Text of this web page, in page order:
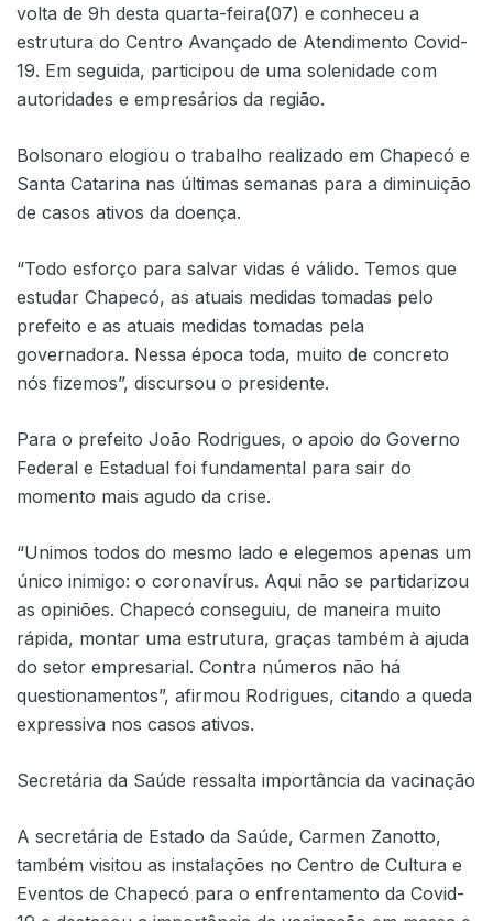
volta de 9h desta quarta-feira(07) e conheceu a
estrutura do Centro Avançado de Atendimento Covid-
19. Em seguida, participou de uma solenidade com
autoridades e empresários da região.
Bolsonaro elogiou o trabalho realizado em Chapecó e
Santa Catarina nas últimas semanas para a diminuição
de casos ativos da doença.
“Todo esforço para salvar vidas é válido. Temos que
estudar Chapecó, as atuais medidas tomadas pelo
prefeito e as atuais medidas tomadas pela
governadora. Nessa época toda, muito de concreto
nós fizemos”, discursou o presidente.
Para o prefeito João Rodrigues, o apoio do Governo
Federal e Estadual foi fundamental para sair do
momento mais agudo da crise.
“Unimos todos do mesmo lado e elegemos apenas um
único inimigo: o coronavírus. Aqui não se partidarizou
as opiniões. Chapecó conseguiu, de maneira muito
rápida, montar uma estrutura, graças também à ajuda
do setor empresarial. Contra números não há
questionamentos”, afirmou Rodrigues, citando a queda
expressiva nos casos ativos.
Secretária da Saúde ressalta importância da vacinação
A secretária de Estado da Saúde, Carmen Zanotto,
também visitou as instalações no Centro de Cultura e
Eventos de Chapecó para o enfrentamento da Covid-